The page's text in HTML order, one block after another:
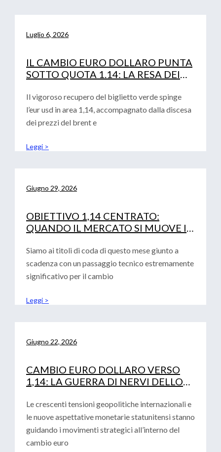
Luglio 6, 2026
IL CAMBIO EURO DOLLARO PUNTA
SOTTO QUOTA 1.14: LA RESA DEI
CURVA IRS
Il vigoroso recupero del biglietto verde spinge
l’eur usd in area 1,14, accompagnato dalla discesa
dei prezzi del brent e
Leggi >
Giugno 29, 2026
OBIETTIVO 1,14 CENTRATO:
QUANDO IL MERCATO SI MUOVE IN
Siamo ai titoli di coda di questo mese giunto a
scadenza con un passaggio tecnico estremamente
significativo per il cambio
Leggi >
Giugno 22, 2026
CAMBIO EURO DOLLARO VERSO
1,14: LA GUERRA DI NERVI DELLO
Le crescenti tensioni geopolitiche internazionali e
le nuove aspettative monetarie statunitensi stanno
guidando i movimenti strategici all’interno del
cambio euro